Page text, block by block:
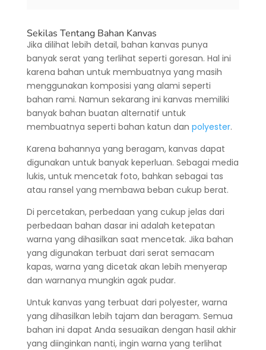
Sekilas Tentang Bahan Kanvas
Jika dilihat lebih detail, bahan kanvas punya
banyak serat yang terlihat seperti goresan. Hal ini
karena bahan untuk membuatnya yang masih
menggunakan komposisi yang alami seperti
bahan rami. Namun sekarang ini kanvas memiliki
banyak bahan buatan alternatif untuk
membuatnya seperti bahan katun dan polyester.
Karena bahannya yang beragam, kanvas dapat
digunakan untuk banyak keperluan. Sebagai media
lukis, untuk mencetak foto, bahkan sebagai tas
atau ransel yang membawa beban cukup berat.
Di percetakan, perbedaan yang cukup jelas dari
perbedaan bahan dasar ini adalah ketepatan
warna yang dihasilkan saat mencetak. Jika bahan
yang digunakan terbuat dari serat semacam
kapas, warna yang dicetak akan lebih menyerap
dan warnanya mungkin agak pudar.
Untuk kanvas yang terbuat dari polyester, warna
yang dihasilkan lebih tajam dan beragam. Semua
bahan ini dapat Anda sesuaikan dengan hasil akhir
yang diinginkan nanti, ingin warna yang terlihat